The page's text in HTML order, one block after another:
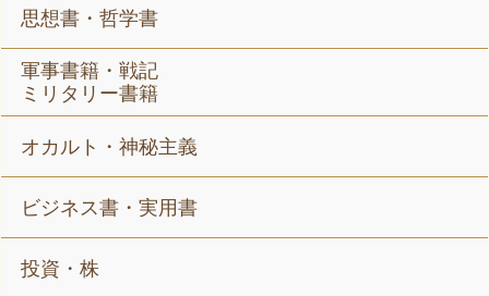
思想書・哲学書
軍事書籍・戦記
ミリタリー書籍
オカルト・神秘主義
ビジネス書・実用書
投資・株